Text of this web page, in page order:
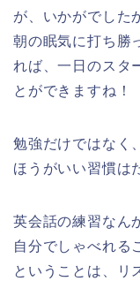
が、いかがでした
朝の眠気に打ち勝
れば、一日のスタ
とができますね！
勉強だけではなく
ほうがいい習慣は
英会話の練習なん
自分でしゃべれる
ということは、リ